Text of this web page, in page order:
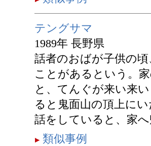
テングサマ
1989年 長野県
話者のおばが子供の
ことがあるという。
と、てんぐが来い来
ると鬼面山の頂上に
話をしていると、家
類似事例